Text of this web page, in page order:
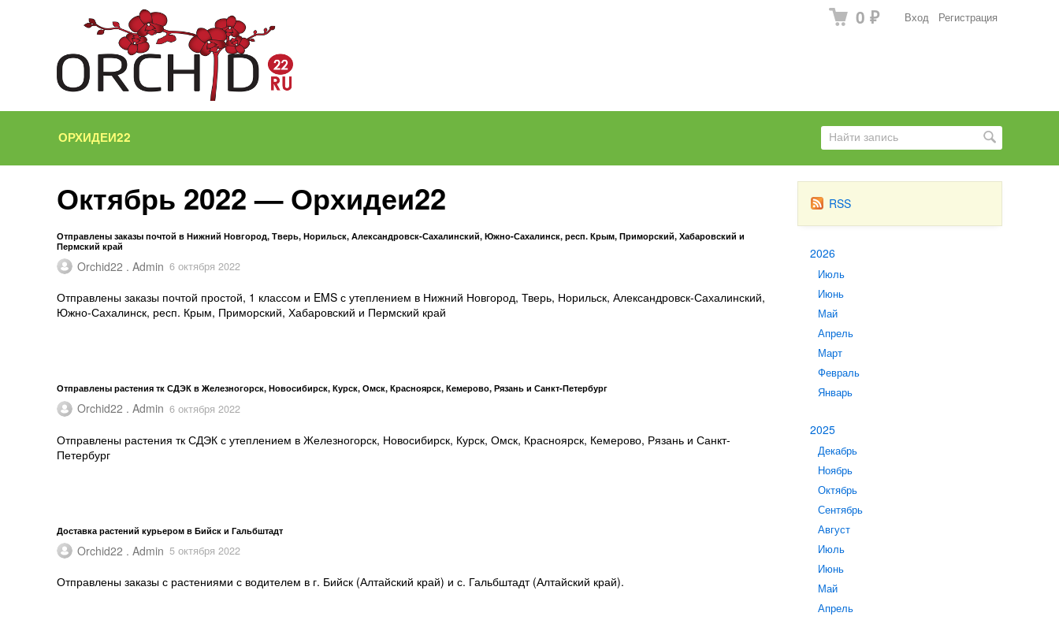
Вход Регистрация
0 ₽
ОРХИДЕИ22
RSS
2026
Июль
Июнь
Май
Апрель
Март
Февраль
Январь
2025
Декабрь
Ноябрь
Октябрь
Сентябрь
Август
Июль
Июнь
Май
Апрель
Октябрь 2022 — Орхидеи22
Отправлены заказы почтой в Нижний Новгород, Тверь, Норильск, Александровск-Сахалинский, Южно-Сахалинск, респ. Крым, Приморский, Хабаровский и
Пермский край
Orchid22 . Admin 6 октября 2022
Отправлены заказы почтой простой, 1 классом и EMS с утеплением в Нижний Новгород, Тверь, Норильск, Александровск-Сахалинский,
Южно-Сахалинск, респ. Крым, Приморский, Хабаровский и Пермский край
Отправлены растения тк СДЭК в Железногорск, Новосибирск, Курск, Омск, Красноярск, Кемерово, Рязань и Санкт-Петербург
Orchid22 . Admin 6 октября 2022
Отправлены растения тк СДЭК с утеплением в Железногорск, Новосибирск, Курск, Омск, Красноярск, Кемерово, Рязань и Санкт-
Петербург
Доставка растений курьером в Бийск и Гальбштадт
Orchid22 . Admin 5 октября 2022
Отправлены заказы с растениями с водителем в г. Бийск (Алтайский край) и с. Гальбштадт (Алтайский край).